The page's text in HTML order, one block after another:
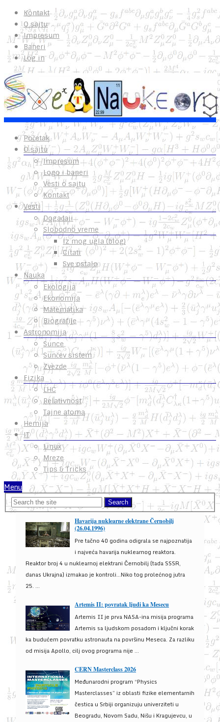
Kontakt
O sajtu
Impresum
Baneri
Log in
Početak
O sajtu
Impresum
Logo i baneri
Vesti o sajtu
Kontakt
Vesti
Događaji
Slobodno vreme
Iz mog ugla (blog)
Citati
Sve ostalo
Nauka
Ekologija
Ekonomija
Matematika
Biografije
Astronomija
Sunce
Sunčev sistem
Zvezde
Fizika
LHC
Relativnost
Tajne atoma
Hemija
IT
Linux
Mreze
Tips & Tricks
Menu
Havarija nuklearne elektrane Černobilj
(26.04.1996)
Pre tačno 40 godina odigrala se najpoznatija
i najveća havarija nuklearnog reaktora.
Reaktor broj 4 u nuklearnoj elektrani Černobilj (tada SSSR,
danas Ukrajna) izmakao je kontroli...Niko tog prolećnog jutra
25. ...
Artemis II: povratak ljudi ka Mesecu
Artemis II je prva NASA-ina misija programa
Artemis sa ljudskom posadom i ključni korak
ka budućem povratku astronauta na površinu Meseca. Za razliku
od misija Apollo, cilj ovog programa nije ...
CERN Masterclass 2026
Međunarodni program “Physics
Masterclasses” iz oblasti fizike elementarnih
čestica u Srbiji organizuju univerziteti u
Beogradu, Novom Sadu, Nišu i Kragujevcu, u